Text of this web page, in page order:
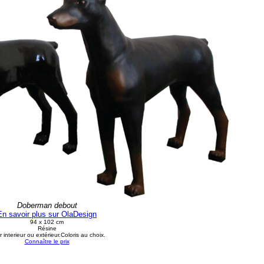
Doberman debout
savoir plus sur OlaDesign
94 x 102 cm
Résine
interieur ou extérieur.Coloris au choix.
Connaître le prix